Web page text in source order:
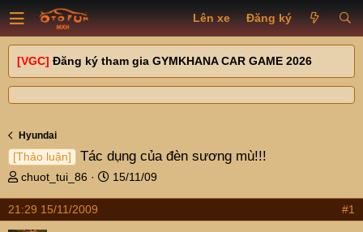
Lên xe Đăng ký
[VGC] Đăng ký tham gia GYMKHANA CAR GAME 2026
Hyundai
[Thảo luận] Tác dụng của đèn sương mù!!!
T
r
e
chuot_tui_86
N
y
15/11/09
21:29 15/11/2009 #1